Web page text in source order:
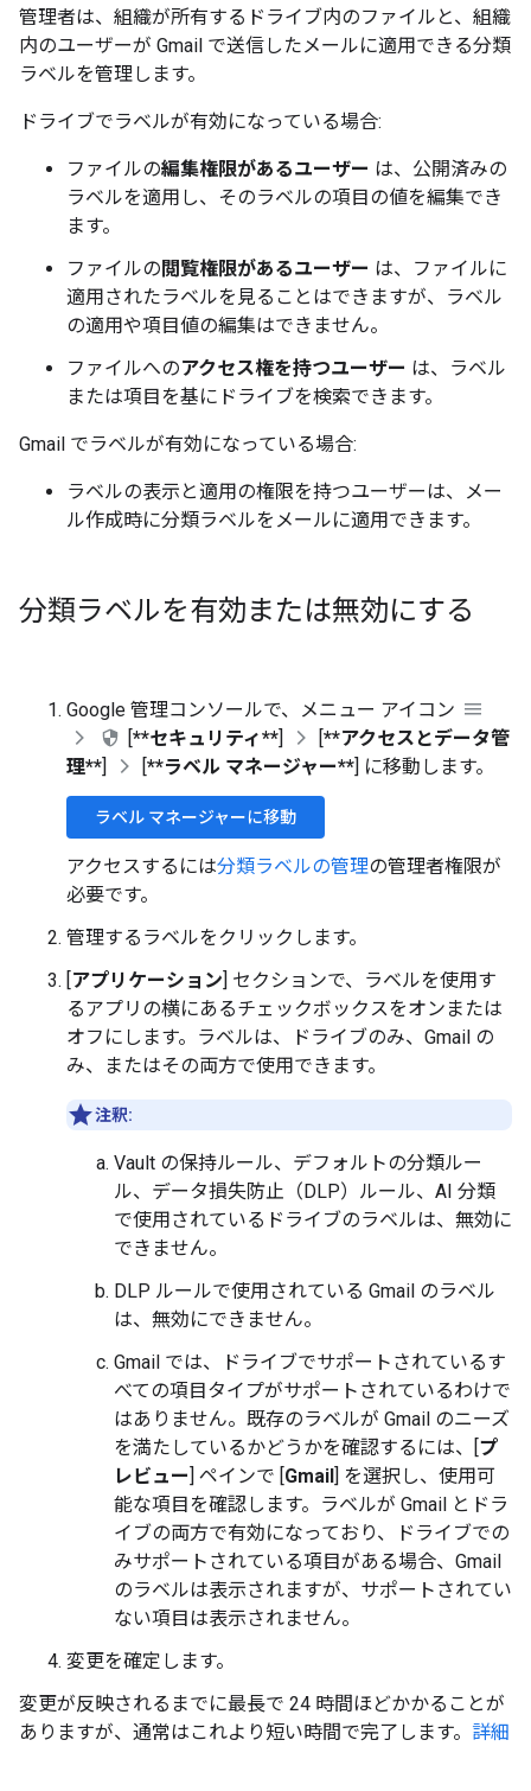
管理者は、組織が所有するドライブ内のファイルと、組織
内のユーザーが Gmail で送信したメールに適用できる分類
ラベルを管理します。
ドライブでラベルが有効になっている場合:
ファイルの編集権限があるユーザー は、公開済みの
ラベルを適用し、そのラベルの項目の値を編集でき
ます。
ファイルの 閲覧権限があるユーザー は、ファイルに
適用されたラベルを見ることはできますが、ラベル
の適用や項目値の編集はできません。
ファイルへのアクセス権を持つユーザー は、ラベル
または項目を基にドライブを検索できます。
Gmail でラベルが有効になっている場合:
ラベルの表示と適用の権限を持つユーザーは、メー
ル作成時に分類ラベルをメールに適用できます。
分類ラベルを有効または無効にする
Google 管理コンソールで、メニュー アイコン
[**セキュリティ**] [**アクセスとデータ管
理**] [**ラベル マネージャー**] に移動します。
ラベル マネージャーに移動
アクセスするには分類ラベルの管理の管理者権限が
必要です。
管理するラベルをクリックします。
[アプリケーション] セクションで、ラベルを使用す
るアプリの横にあるチェックボックスをオンまたは
オフにします。ラベルは、ドライブのみ、Gmail の
み、またはその両方で使用できます。
注釈:
Vault の保持ルール、デフォルトの分類ルー
ル、データ損失防止（DLP）ルール、AI 分類
で使用されているドライブのラベルは、無効に
できません。
DLP ルールで使用されている Gmail のラベル
は、無効にできません。
Gmail では、ドライブでサポートされているす
べての項目タイプがサポートされているわけで
はありません。既存のラベルが Gmail のニーズ
を満たしているかどうかを確認するには、[プ
レビュー] ペインで [Gmail] を選択し、使用可
能な項目を確認します。ラベルが Gmail とドラ
イブの両方で有効になっており、ドライブでの
みサポートされている項目がある場合、Gmail
のラベルは表示されますが、サポートされてい
ない項目は表示されません。
変更を確定します。
変更が反映されるまでに最長で 24 時間ほどかかることが
ありますが、通常はこれより短い時間で完了します。 詳細